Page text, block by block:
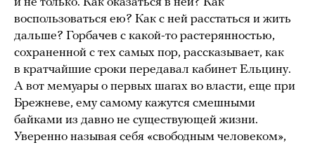
воспользоваться ею? Как с ней расстаться и жить
дальше? Горбачев с какой-то растерянностью,
сохраненной с тех самых пор, рассказывает, как
в кратчайшие сроки передавал кабинет Ельцину.
А вот мемуары о первых шагах во власти, еще при
Брежневе, ему самому кажутся смешными
байками из давно не существующей жизни.
Уверенно называя себя «свободным человеком»,